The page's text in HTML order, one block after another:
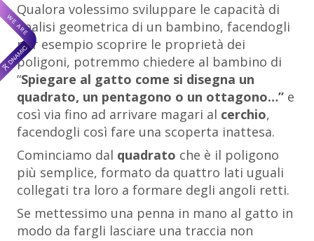
Qualora volessimo sviluppare le capacità di
analisi geometrica di un bambino, facendogli
per esempio scoprire le proprietà dei
poligoni, potremmo chiedere al bambino di
“Spiegare al gatto come si disegna un
quadrato, un pentagono o un ottagono…” e
così via fino ad arrivare magari al cerchio,
facendogli così fare una scoperta inattesa.
Cominciamo dal quadrato che è il poligono
più semplice, formato da quattro lati uguali
collegati tra loro a formare degli angoli retti.
Se mettessimo una penna in mano al gatto in
modo da fargli lasciare una traccia non